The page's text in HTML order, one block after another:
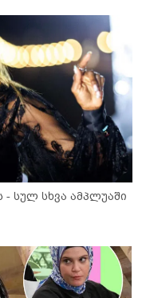
- სულ სხვა ამპლუაში